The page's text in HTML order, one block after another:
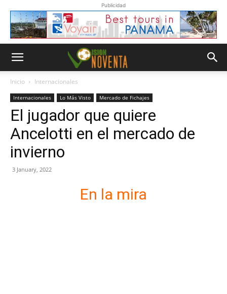
Publicidad
Inicio Internacionales
Internacionales Lo Más Visto Mercado de Fichajes
El jugador que quiere
Ancelotti en el mercado de
invierno
3 January, 2022
En la mira